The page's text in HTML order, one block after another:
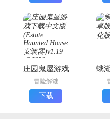
庄园鬼屋游戏
下载中文版
(Estate
Haunted
冒险解谜
下载
蛾